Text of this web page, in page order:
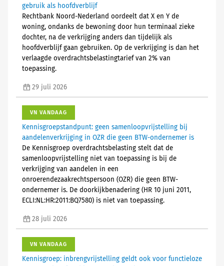
gebruik als hoofdverblijf
Rechtbank Noord-Nederland oordeelt dat X en Y de
woning, ondanks de bewoning door hun terminaal zieke
dochter, na de verkrijging anders dan tijdelijk als
hoofdverblijf gaan gebruiken. Op de verkrijging is dan het
verlaagde overdrachtsbelastingtarief van 2% van
toepassing.
29 juli 2026
VN VANDAAG
Kennisgroepstandpunt: geen samenloopvrijstelling bij
aandelenverkrijging in OZR die geen BTW-ondernemer is
De Kennisgroep overdrachtsbelasting stelt dat de
samenloopvrijstelling niet van toepassing is bij de
verkrijging van aandelen in een
onroerendezaakrechtspersoon (OZR) die geen BTW-
ondernemer is. De doorkijkbenadering (HR 10 juni 2011,
ECLI:NL:HR:2011:BQ7580) is niet van toepassing.
28 juli 2026
VN VANDAAG
Kennisgroep: inbrengvrijstelling geldt ook voor functieloze